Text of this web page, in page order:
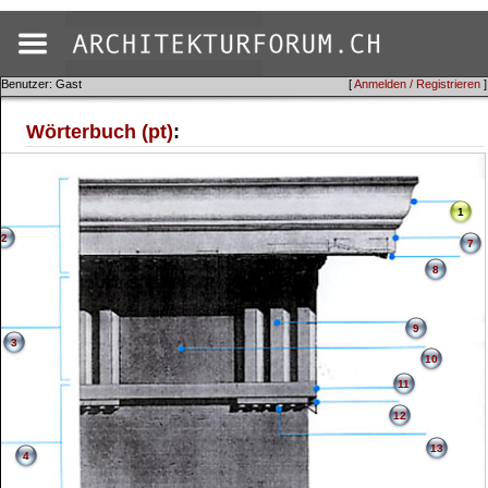
[Anmelden / Registrieren ]
Benutzer: Gast
Wörterbuch (pt):
1
2
3
4
7
8
9
10
11
12
13